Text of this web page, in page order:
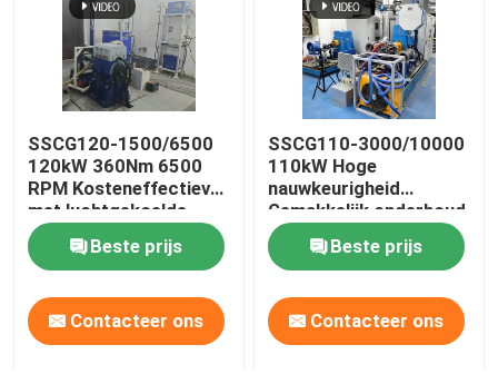
SSCG120-1500/6500
120kW 360Nm 6500
RPM Kosteneffectieve
met luchtgekoelde
benzinemotor testbank
Beste prijs
Contacteer ons
SSCG110-3000/10000
110kW Hoge
nauwkeurigheid
Gemakkelijk onderhoud
Elektrisch
dynamometer
Testbank Systeem
voor het testen van de
motorprestaties
Beste prijs
Contacteer ons